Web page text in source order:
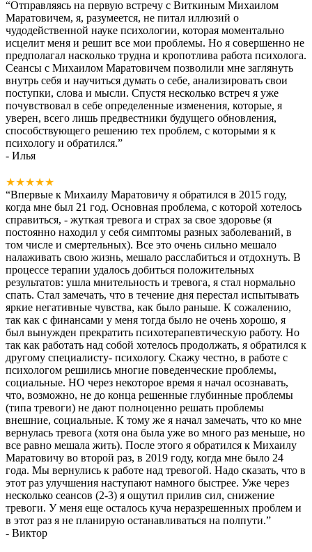
“Отправляясь на первую встречу с Виткиным Михаилом
Маратовичем, я, разумеется, не питал иллюзий о
чудодейственной науке психологии, которая моментально
исцелит меня и решит все мои проблемы. Но я совершенно не
предполагал насколько трудна и кропотлива работа психолога.
Сеансы с Михаилом Маратовичем позволили мне заглянуть
внутрь себя и научиться думать о себе, анализировать свои
поступки, слова и мысли. Спустя несколько встреч я уже
почувствовал в себе определенные изменения, которые, я
уверен, всего лишь предвестники будущего обновления,
способствующего решению тех проблем, с которыми я к
психологу и обратился.”
- Илья
★★★★★
“Впервые к Михаилу Маратовичу я обратился в 2015 году,
когда мне был 21 год. Основная проблема, с которой хотелось
справиться, - жуткая тревога и страх за свое здоровье (я
постоянно находил у себя симптомы разных заболеваний, в
том числе и смертельных). Все это очень сильно мешало
налаживать свою жизнь, мешало расслабиться и отдохнуть. В
процессе терапии удалось добиться положительных
результатов: ушла мнительность и тревога, я стал нормально
спать. Стал замечать, что в течение дня перестал испытывать
яркие негативные чувства, как было раньше. К сожалению,
так как с финансами у меня тогда было не очень хорошо, я
был вынужден прекратить психотерапевтическую работу. Но
так как работать над собой хотелось продолжать, я обратился к
другому специалисту- психологу. Скажу честно, в работе с
психологом решились многие поведенческие проблемы,
социальные. НО через некоторое время я начал осознавать,
что, возможно, не до конца решенные глубинные проблемы
(типа тревоги) не дают полноценно решать проблемы
внешние, социальные. К тому же я начал замечать, что ко мне
вернулась тревога (хотя она была уже во много раз меньше, но
все равно мешала жить). После этого я обратился к Михаилу
Маратовичу во второй раз, в 2019 году, когда мне было 24
года. Мы вернулись к работе над тревогой. Надо сказать, что в
этот раз улучшения наступают намного быстрее. Уже через
несколько сеансов (2-3) я ощутил прилив сил, снижение
тревоги. У меня еще осталось куча неразрешенных проблем и
в этот раз я не планирую останавливаться на полпути.”
- Виктор